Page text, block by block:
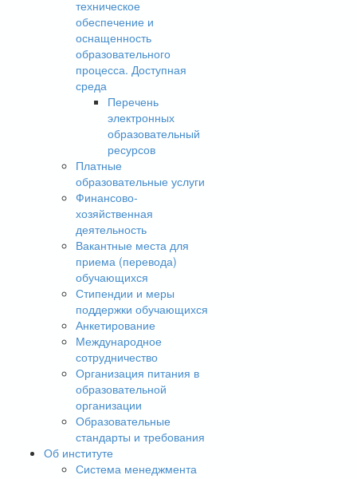
техническое
обеспечение и
оснащенность
образовательного
процесса. Доступная
среда
Перечень
электронных
образовательный
ресурсов
Платные
образовательные услуги
Финансово-
хозяйственная
деятельность
Вакантные места для
приема (перевода)
обучающихся
Стипендии и меры
поддержки обучающихся
Анкетирование
Международное
сотрудничество
Организация питания в
образовательной
организации
Образовательные
стандарты и требования
Об институте
Система менеджмента